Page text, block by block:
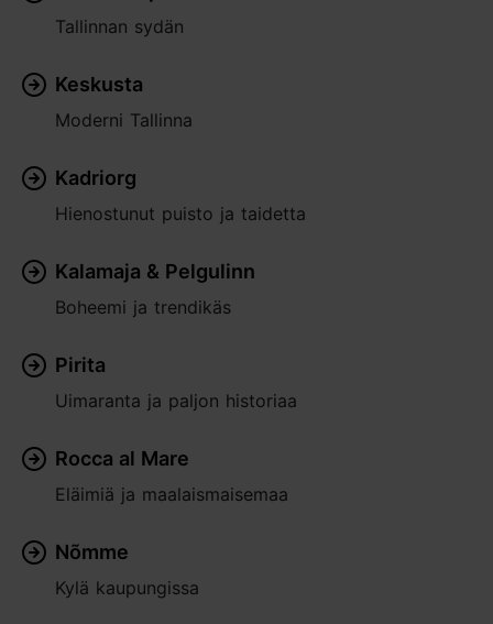
Tallinnan sydän
Keskusta
Moderni Tallinna
Kadriorg
Hienostunut puisto ja taidetta
Kalamaja & Pelgulinn
Boheemi ja trendikäs
Pirita
Uimaranta ja paljon historiaa
Rocca al Mare
Eläimiä ja maalaismaisemaa
Nõmme
Kylä kaupungissa